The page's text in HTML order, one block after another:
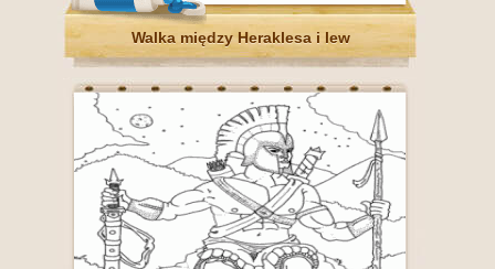
Walka między Heraklesa i lew